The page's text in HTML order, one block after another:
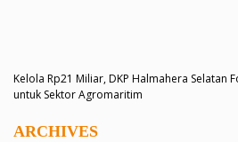
Kelola Rp21 Miliar, DKP Halmahera Selatan
untuk Sektor Agromaritim
ARCHIVES